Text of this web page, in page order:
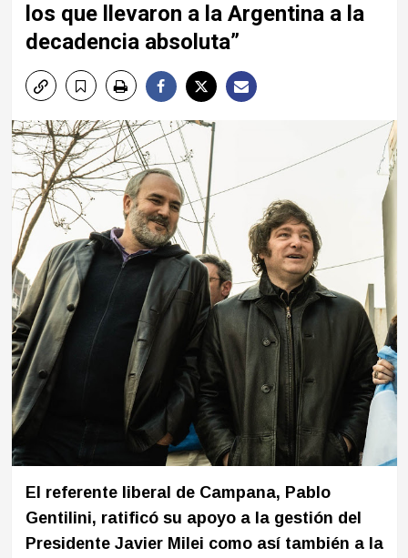
los que llevaron a la Argentina a la
decadencia absoluta”
El referente liberal de Campana, Pablo
Gentilini, ratificó su apoyo a la gestión del
Presidente Javier Milei como así también a la